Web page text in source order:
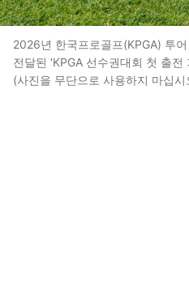
2026년 한국프로골프(KPGA) 투
전달된 'KPGA 선수권대회 첫 출
(사진을 무단으로 사용하지 마십시